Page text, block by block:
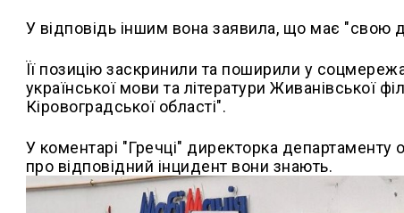
У відповідь іншим вона заявила, що має "свою
Її позицію заскринили та поширили у
української мови та літератури Живанівської
Кіровоградської області".
У коментарі "Гречці" директорка
про відповідний інцидент вони знають.